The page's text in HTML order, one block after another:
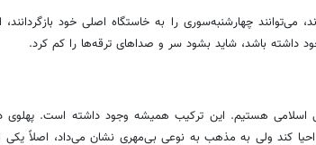
چهارشنبه‌سوری را به خاستگاه اصلی خود بازگردانند،
داشته باشد، شاید بشود سر و صداهای ترقه‌ها را کم کرد.
اسلامی هستیم. این ترکیب همیشه وجود داشته است. پهلوی